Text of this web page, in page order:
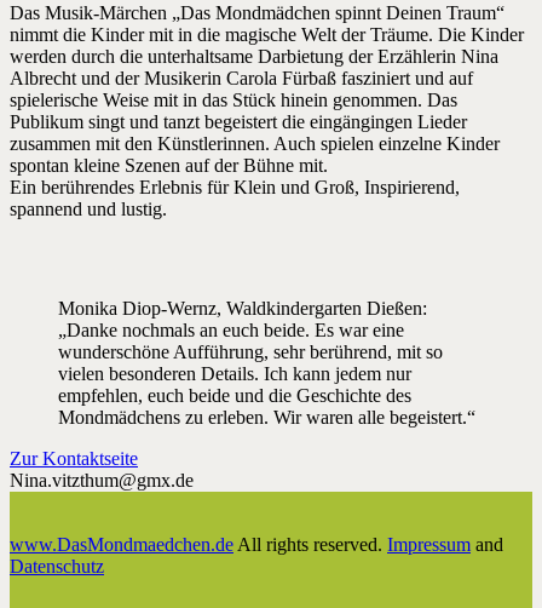
Das Musik-Märchen „Das Mondmädchen spinnt Deinen Traum“
nimmt die Kinder mit in die magische Welt der Träume. Die Kinder
werden durch die unterhaltsame Darbietung der Erzählerin Nina
Albrecht und der Musikerin Carola Fürbaß fasziniert und auf
spielerische Weise mit in das Stück hinein genommen. Das
Publikum singt und tanzt begeistert die eingängingen Lieder
zusammen mit den Künstlerinnen. Auch spielen einzelne Kinder
spontan kleine Szenen auf der Bühne mit.
Ein berührendes Erlebnis für Klein und Groß, Inspirierend,
spannend und lustig.
Monika Diop-Wernz, Waldkindergarten Dießen:
„Danke nochmals an euch beide. Es war eine
wunderschöne Aufführung, sehr berührend, mit so
vielen besonderen Details. Ich kann jedem nur
empfehlen, euch beide und die Geschichte des
Mondmädchens zu erleben. Wir waren alle begeistert.“
Zur Kontaktseite
Nina.vitzthum@gmx.de
www.DasMondmaedchen.de All rights reserved. Impressum and
Datenschutz